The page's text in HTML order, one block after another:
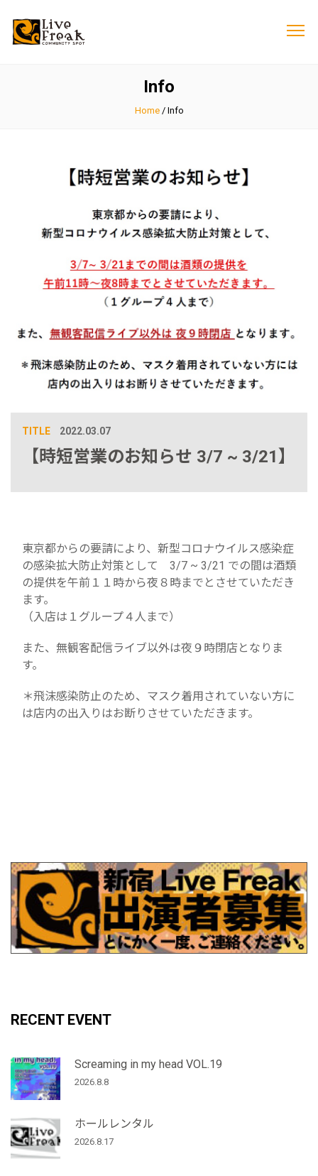
Info
Home/ Info
TITLE 2022.03.07
【時短営業のお知らせ 3/7 ~ 3/21】
東京都からの要請により、新型コロナウイルス感染症
の感染拡大防止対策として 3/7 ~ 3/21 での間は酒類
の提供を午前１１時から夜８時までとさせていただき
ます。
（入店は１グループ４人まで）
また、無観客配信ライブ以外は夜９時閉店となりま
す。
＊飛沫感染防止のため、マスク着用されていない方に
は店内の出入りはお断りさせていただきます。
RECENT EVENT
Screaming in my head VOL.19
2026.8.8
ホールレンタル
2026.8.17